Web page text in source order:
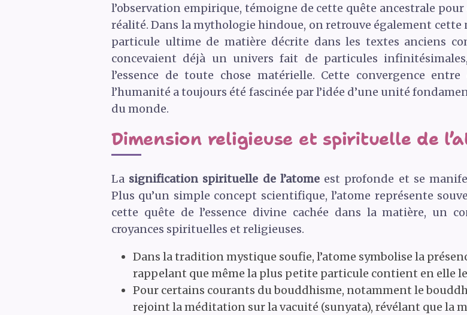
l’observation empirique, témoigne de cette quête ancestrale
réalité. Dans la mythologie hindoue, on retrouve également cette
particule ultime de matière décrite dans les textes anciens
concevaient déjà un univers fait de particules
l’essence de toute chose matérielle. Cette convergence
l’humanité a toujours été fascinée par l’idée d’une unité
du monde.
Dimension religieuse et spirituelle de
La signification spirituelle de l’atomeest profonde et se
Plus qu’un simple concept scientifique, l’atome représente
cette quête de l’essence divine cachée dans la matière, un
croyances spirituelles et religieuses.
Dans la tradition mystique soufie, l’atome symbolise la
rappelant que même la plus petite particule contient en elle
Pour certains courants du bouddhisme, notamment le
rejoint la méditation sur la vacuité (sunyata), révélant que la